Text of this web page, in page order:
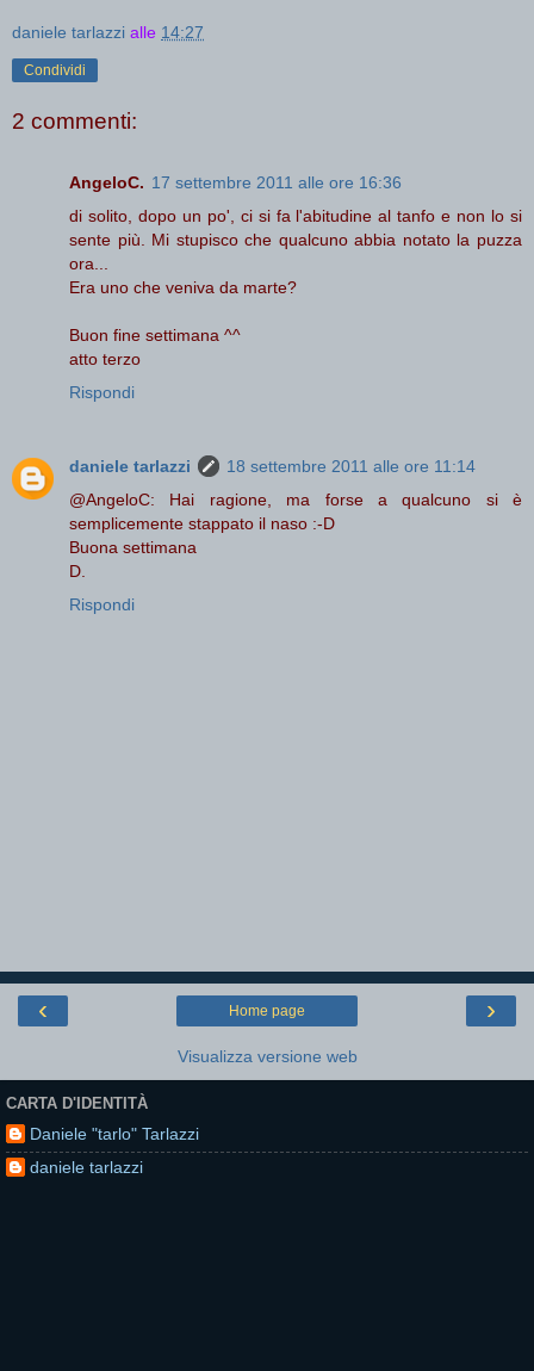
daniele tarlazzi alle 14:27
Condividi
2 commenti:
AngeloC. 17 settembre 2011 alle ore 16:36
di solito, dopo un po', ci si fa l'abitudine al tanfo e non lo si
sente più. Mi stupisco che qualcuno abbia notato la puzza
ora...
Era uno che veniva da marte?
Buon fine settimana ^^
atto terzo
Rispondi
daniele tarlazzi
18 settembre 2011 alle ore 11:14
@AngeloC: Hai ragione, ma forse a qualcuno si è
semplicemente stappato il naso :-D
Buona settimana
D.
Rispondi
‹ ›
Home page
Visualizza versione web
CARTA D'IDENTITÀ
Daniele "tarlo" Tarlazzi
daniele tarlazzi